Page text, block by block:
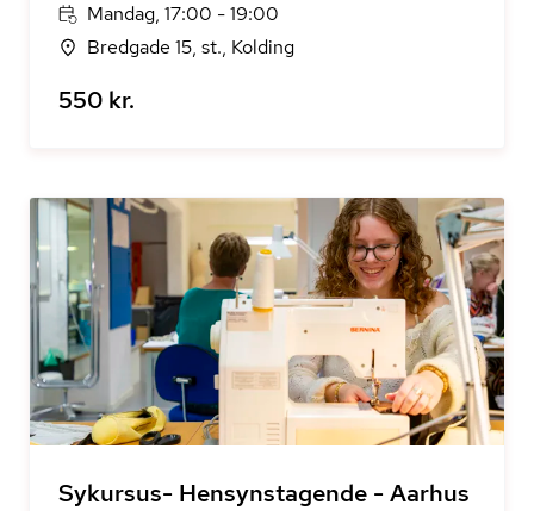
Mandag, 17:00 - 19:00
Bredgade 15, st., Kolding
550 kr.
Sykursus- Hensynstagende - Aarhus